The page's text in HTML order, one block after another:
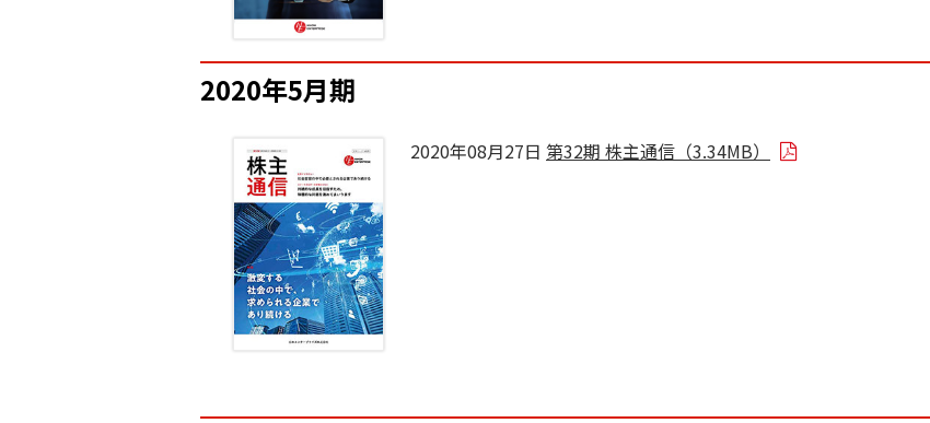
2020年5月期
2020年08月27日 第32期 株主通信（3.34MB）